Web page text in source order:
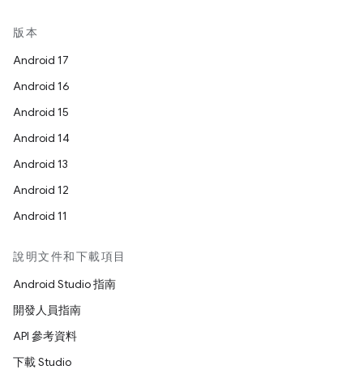
版本
Android 17
Android 16
Android 15
Android 14
Android 13
Android 12
Android 11
說明文件和下載項目
Android Studio 指南
開發人員指南
API 參考資料
下載 Studio